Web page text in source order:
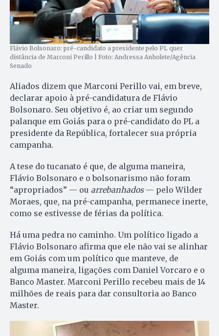
Flávio Bolsonaro: pré-candidato a presidente pelo PL quer
distância de Marconi Perillo | Foto: Andressa Anholete/Agência
Senado
Aliados dizem que Marconi Perillo vai, em breve,
declarar apoio à pré-candidatura de Flávio
Bolsonaro. Seu objetivo é, ao criar um segundo
palanque em Goiás para o pré-candidato do PL a
presidente da República, fortalecer sua própria
campanha.
A tese do tucanato é que, de alguma maneira,
Flávio Bolsonaro e o bolsonarismo não foram
“apropriados” — ou arrebanhados— pelo Wilder
Moraes, que, na pré-campanha, permanece inerte,
como se estivesse de férias da política.
Há uma pedra no caminho. Um político ligado a
Flávio Bolsonaro afirma que ele não vai se alinhar
em Goiás com um político que manteve, de
alguma maneira, ligações com Daniel Vorcaro e o
Banco Master. Marconi Perillo recebeu mais de 14
milhões de reais para dar consultoria ao Banco
Master.